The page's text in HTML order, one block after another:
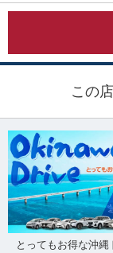
この
とってもお得な沖縄